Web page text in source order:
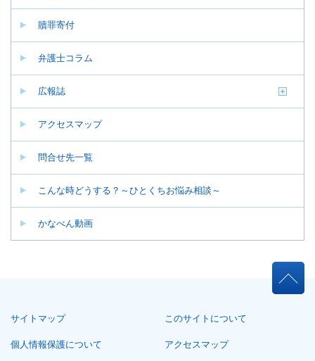
贖罪寄付
弁護士コラム
広報誌
アクセスマップ
問合せ先一覧
こんな時どうする？～ひとくちお悩み相談～
かなべん動画
こ
ま
で。
サイトマップ このサイトについて
個人情報保護について アクセスマップ